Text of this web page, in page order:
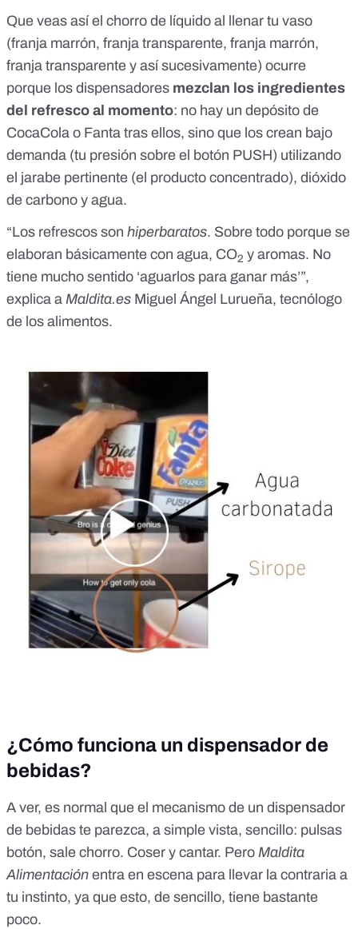
Que veas así el chorro de líquido al llenar tu vaso
(franja marrón, franja transparente, franja marrón,
franja transparente y así sucesivamente) ocurre
porque los dispensadores mezclan los ingredientes
del refresco al momento: no hay un depósito de
CocaCola o Fanta tras ellos, sino que los crean bajo
demanda (tu presión sobre el botón PUSH) utilizando
el jarabe pertinente (el producto concentrado), dióxido
de carbono y agua.
“Los refrescos son hiperbaratos. Sobre todo porque se
elaboran básicamente con agua, CO2 y aromas. No
tiene mucho sentido ‘aguarlos para ganar más’”,
explica a Maldita.es Miguel Ángel Lurueña, tecnólogo
de los alimentos.
¿Cómo funciona un dispensador de
bebidas?
A ver, es normal que el mecanismo de un dispensador
de bebidas te parezca, a simple vista, sencillo: pulsas
botón, sale chorro. Coser y cantar. Pero Maldita
Alimentación entra en escena para llevar la contraria a
tu instinto, ya que esto, de sencillo, tiene bastante
poco.